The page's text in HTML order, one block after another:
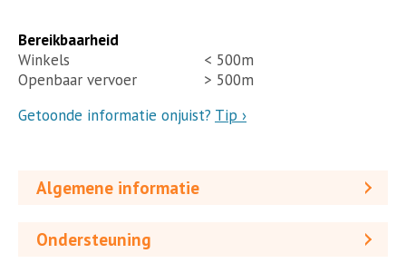
Bereikbaarheid
Winkels
< 500m
Openbaar vervoer
> 500m
Getoonde informatie onjuist? Tip ›
Algemene informatie
Ondersteuning